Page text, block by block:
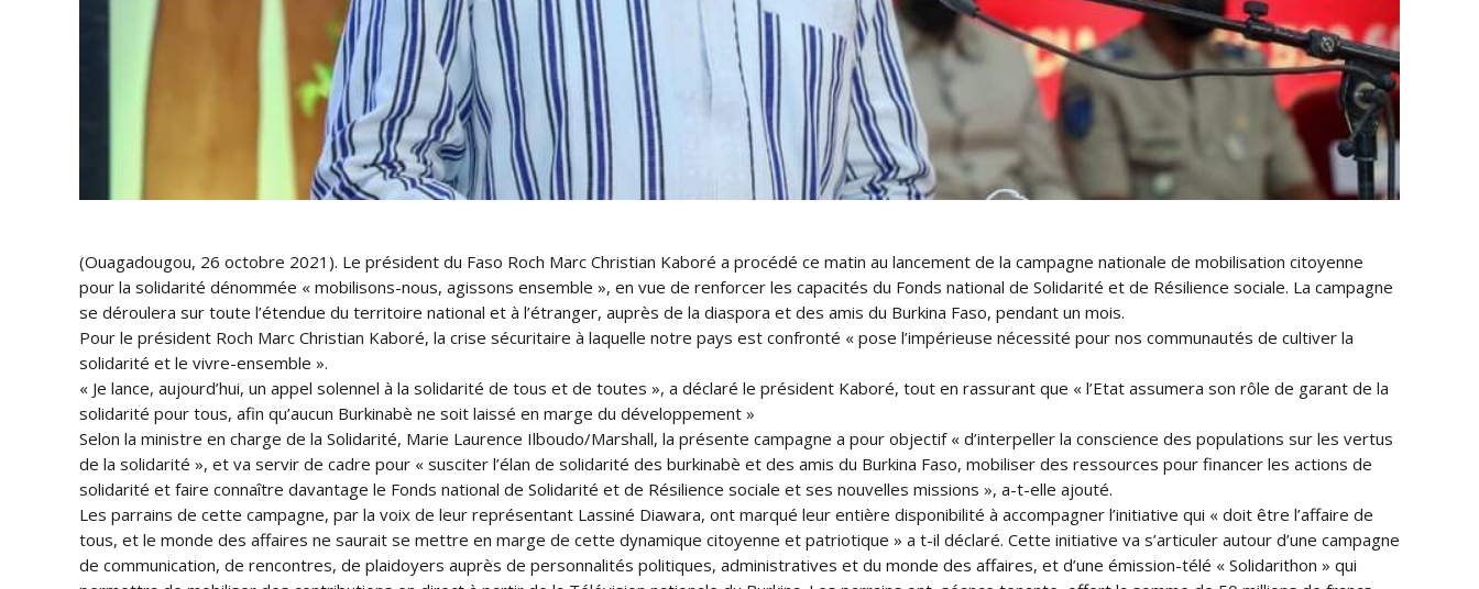
(Ouagadougou, 26 octobre 2021). Le président du Faso Roch Marc Christian Kaboré a procédé ce matin au lancement de la campagne nationale de mobilisation citoyenne
pour la solidarité dénommée « mobilisons-nous, agissons ensemble », en vue de renforcer les capacités du Fonds national de Solidarité et de Résilience sociale. La campagne
se déroulera sur toute l’étendue du territoire national et à l’étranger, auprès de la diaspora et des amis du Burkina Faso, pendant un mois.
Pour le président Roch Marc Christian Kaboré, la crise sécuritaire à laquelle notre pays est confronté « pose l’impérieuse nécessité pour nos communautés de cultiver la
solidarité et le vivre-ensemble ».
« Je lance, aujourd’hui, un appel solennel à la solidarité de tous et de toutes », a déclaré le président Kaboré, tout en rassurant que « l’Etat assumera son rôle de garant de la
solidarité pour tous, afin qu’aucun Burkinabè ne soit laissé en marge du développement »
Selon la ministre en charge de la Solidarité, Marie Laurence Ilboudo/Marshall, la présente campagne a pour objectif « d’interpeller la conscience des populations sur les vertus
de la solidarité », et va servir de cadre pour « susciter l’élan de solidarité des burkinabè et des amis du Burkina Faso, mobiliser des ressources pour financer les actions de
solidarité et faire connaître davantage le Fonds national de Solidarité et de Résilience sociale et ses nouvelles missions », a-t-elle ajouté.
Les parrains de cette campagne, par la voix de leur représentant Lassiné Diawara, ont marqué leur entière disponibilité à accompagner l’initiative qui « doit être l’affaire de
tous, et le monde des affaires ne saurait se mettre en marge de cette dynamique citoyenne et patriotique » a t-il déclaré. Cette initiative va s’articuler autour d’une campagne
de communication, de rencontres, de plaidoyers auprès de personnalités politiques, administratives et du monde des affaires, et d’une émission-télé « Solidarithon » qui